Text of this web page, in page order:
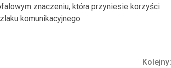
znaczeniu, która przyniesie korzyści
komunikacyjnego.
Kolejny: